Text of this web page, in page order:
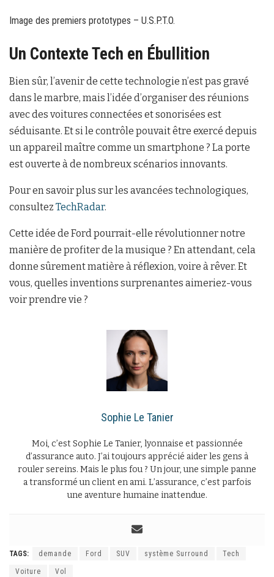
Image des premiers prototypes – U.S.P.T.O.
Un Contexte Tech en Ébullition
Bien sûr, l’avenir de cette technologie n’est pas gravé
dans le marbre, mais l’idée d’organiser des réunions
avec des voitures connectées et sonorisées est
séduisante. Et si le contrôle pouvait être exercé depuis
un appareil maître comme un smartphone ? La porte
est ouverte à de nombreux scénarios innovants.
Pour en savoir plus sur les avancées technologiques,
consultez TechRadar.
Cette idée de Ford pourrait-elle révolutionner notre
manière de profiter de la musique ? En attendant, cela
donne sûrement matière à réflexion, voire à rêver. Et
vous, quelles inventions surprenantes aimeriez-vous
voir prendre vie ?
Sophie Le Tanier
Moi, c’est Sophie Le Tanier, lyonnaise et passionnée
d’assurance auto. J’ai toujours apprécié aider les gens à
rouler sereins. Mais le plus fou ? Un jour, une simple panne
a transformé un client en ami. L’assurance, c’est parfois
une aventure humaine inattendue.
TAGS: demande Ford SUV système Surround Tech
Voiture Vol